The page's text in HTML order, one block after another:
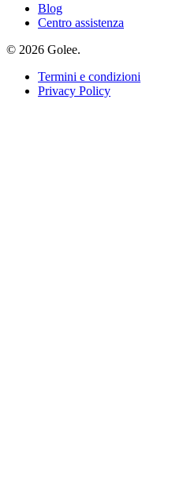
Blog
Centro assistenza
© 2026 Golee.
Termini e condizioni
Privacy Policy